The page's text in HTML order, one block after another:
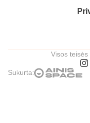
Visos
Sukurta: